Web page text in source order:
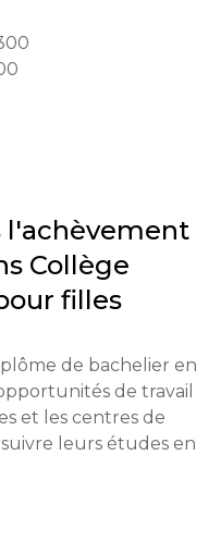
anglaise
payer le premier
et chimie est
l'achèvement
Collège
filles
de bachelier en
de travail
et les centres de
leurs études en